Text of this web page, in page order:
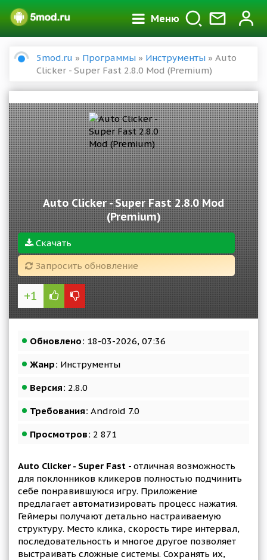
Меню
5mod.ru » Программы » Инструменты » Auto
Clicker - Super Fast 2.8.0 Mod (Premium)
Auto Clicker - Super Fast 2.8.0 Mod
(Premium)
Скачать
Запросить обновление
+1
Обновлено: 18-03-2026, 07:36
Жанр: Инструменты
Версия: 2.8.0
Требования: Android 7.0
Просмотров: 2 871
Auto Clicker - Super Fast - отличная возможность
для поклонников кликеров полностью подчинить
себе понравившуюся игру. Приложение
предлагает автоматизировать процесс нажатия.
Геймеры получают детально настраиваемую
структуру. Место клика, скорость тире интервал,
последовательность и многое другое позволяет
выстраивать сложные системы. Сохранять их,